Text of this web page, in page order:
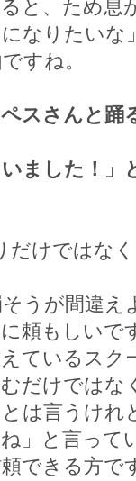
と、ため息
なりたい
すね。
スさんと踊
ました！」
だけではな
うが間違え
頼もしいで
ているス
だけではな
は言うけれ
」と言って
できる方で